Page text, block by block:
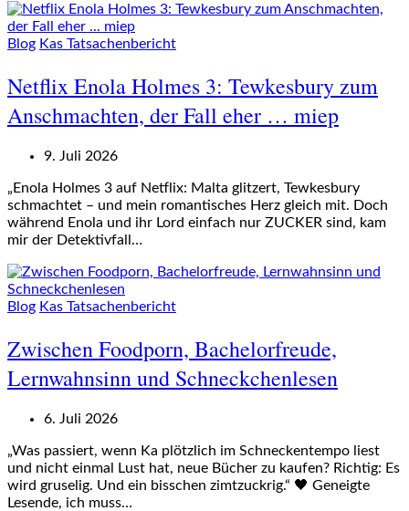
Blog Kas Tatsachenbericht
Netflix Enola Holmes 3: Tewkesbury zum
Anschmachten, der Fall eher … miep
9. Juli 2026
„Enola Holmes 3 auf Netflix: Malta glitzert, Tewkesbury
schmachtet – und mein romantisches Herz gleich mit. Doch
während Enola und ihr Lord einfach nur ZUCKER sind, kam
mir der Detektivfall…
Blog Kas Tatsachenbericht
Zwischen Foodporn, Bachelorfreude,
Lernwahnsinn und Schneckchenlesen
6. Juli 2026
„Was passiert, wenn Ka plötzlich im Schneckentempo liest
und nicht einmal Lust hat, neue Bücher zu kaufen? Richtig: Es
wird gruselig. Und ein bisschen zimtzuckrig.“ 🖤 Geneigte
Lesende, ich muss…